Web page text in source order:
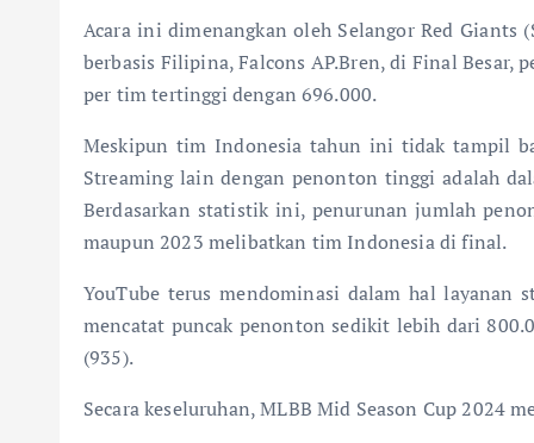
Acara ini dimenangkan oleh Selangor Red Giants
berbasis Filipina, Falcons AP.Bren, di Final
per tim tertinggi dengan 696.000.
Meskipun tim Indonesia tahun ini tidak tampil
Streaming lain dengan penonton tinggi adalah
Berdasarkan statistik ini, penurunan jumlah
maupun 2023 melibatkan tim Indonesia di final.
YouTube terus mendominasi dalam hal layanan
mencatat puncak penonton sedikit lebih dari
(935).
Secara keseluruhan, MLBB Mid Season Cup 2024